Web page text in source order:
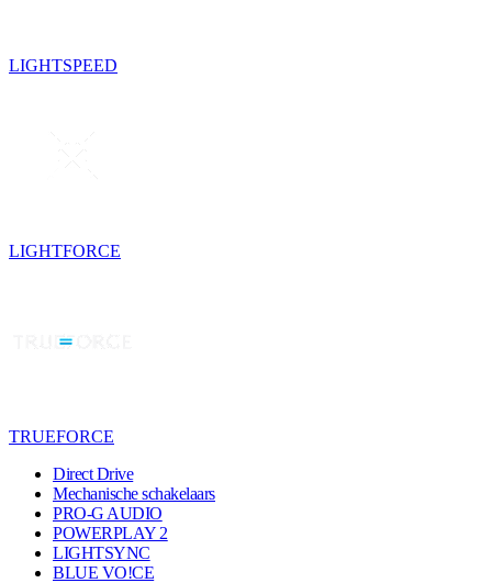
LIGHTSPEED
LIGHTFORCE
TRUEFORCE
Direct Drive
Mechanische schakelaars
PRO-G AUDIO
POWERPLAY 2
LIGHTSYNC
BLUE VO!CE